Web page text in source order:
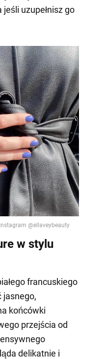
uzupełnisz go
w stylu
francuskiego
jasnego,
końcówki
przejścia od
delikatnie i